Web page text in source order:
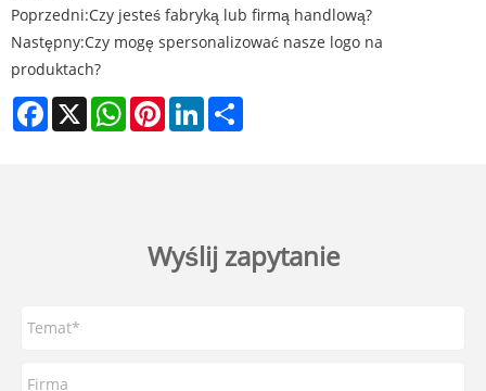
Poprzedni:Czy jesteś fabryką lub firmą handlową?
Następny:Czy mogę spersonalizować nasze logo na
produktach?
Facebook
X WhatsAppPinterestLinkedIn
Wyślij zapytanie